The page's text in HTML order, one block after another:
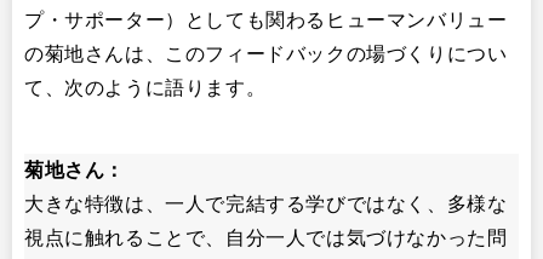
プ・サポーター）としても関わるヒューマンバリュー
の菊地さんは、このフィードバックの場づくりについ
て、次のように語ります。
菊地さん：
大きな特徴は、一人で完結する学びではなく、多様な
視点に触れることで、自分一人では気づけなかった問